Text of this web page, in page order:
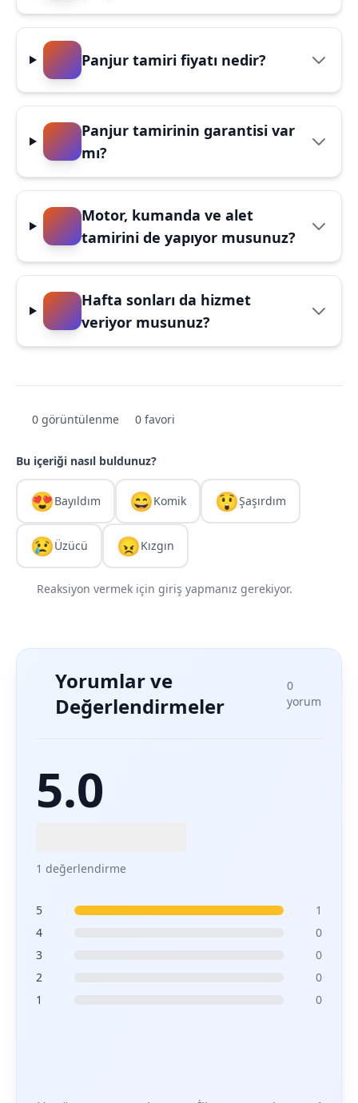
Panjur tamiri fiyatı nedir?
Panjur tamirinin garantisi var
mı?
Motor, kumanda ve alet
tamirini de yapıyor musunuz?
Hafta sonları da hizmet
veriyor musunuz?
0 görüntülenme 0 favori
Bu içeriği nasıl buldunuz?
😍Bayıldım 😄Komik 😲Şaşırdım
😢Üzücü 😠Kızgın
Reaksiyon vermek için giriş yapmanız gerekiyor.
Yorumlar ve
Değerlendirmeler
0
yorum
5.0
1 değerlendirme
5
1
4
0
3
0
2
0
1
0